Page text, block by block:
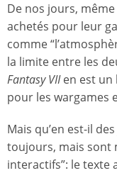
De nos jours, même
achetés pour leur
comme
la limite entre les
Fantasy VIIen est un
pour les wargames
Mais qu’en est-il
toujours, mais sont
interactifs”: le texte